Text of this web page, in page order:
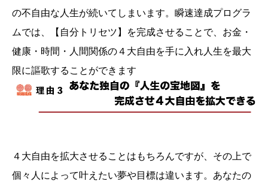
の不自由な人生が続いてしまいます。瞬速達成プログラ
ムでは、【自分トリセツ】を完成させることで、お金・
健康・時間・人間関係の４大自由を手に入れ人生を最大
限に謳歌することができます
４大自由を拡大させることはもちろんですが、その上で
個々人によって叶えたい夢や目標は違います。あなたの